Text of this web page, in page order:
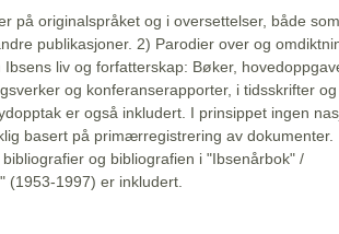
på originalspråket og i oversettelser, både som
publikasjoner. 2) Parodier over og
liv og forfatterskap: Bøker,
og konferanserapporter, i tidsskrifter og
er også inkludert. I prinsippet ingen
basert på primærregistrering av dokumenter.
og bibliografien i "Ibsenårbok" /
(1953-1997) er inkludert.